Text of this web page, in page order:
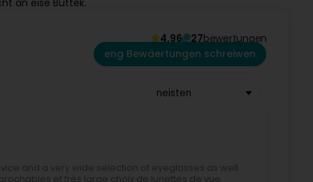
an eise Buttek.
4,96 27bewertungen
eng Bewäertungen schreiwen
neisten
and a very wide selection of eyeglasses as well
et très large choix de lunettes de vue